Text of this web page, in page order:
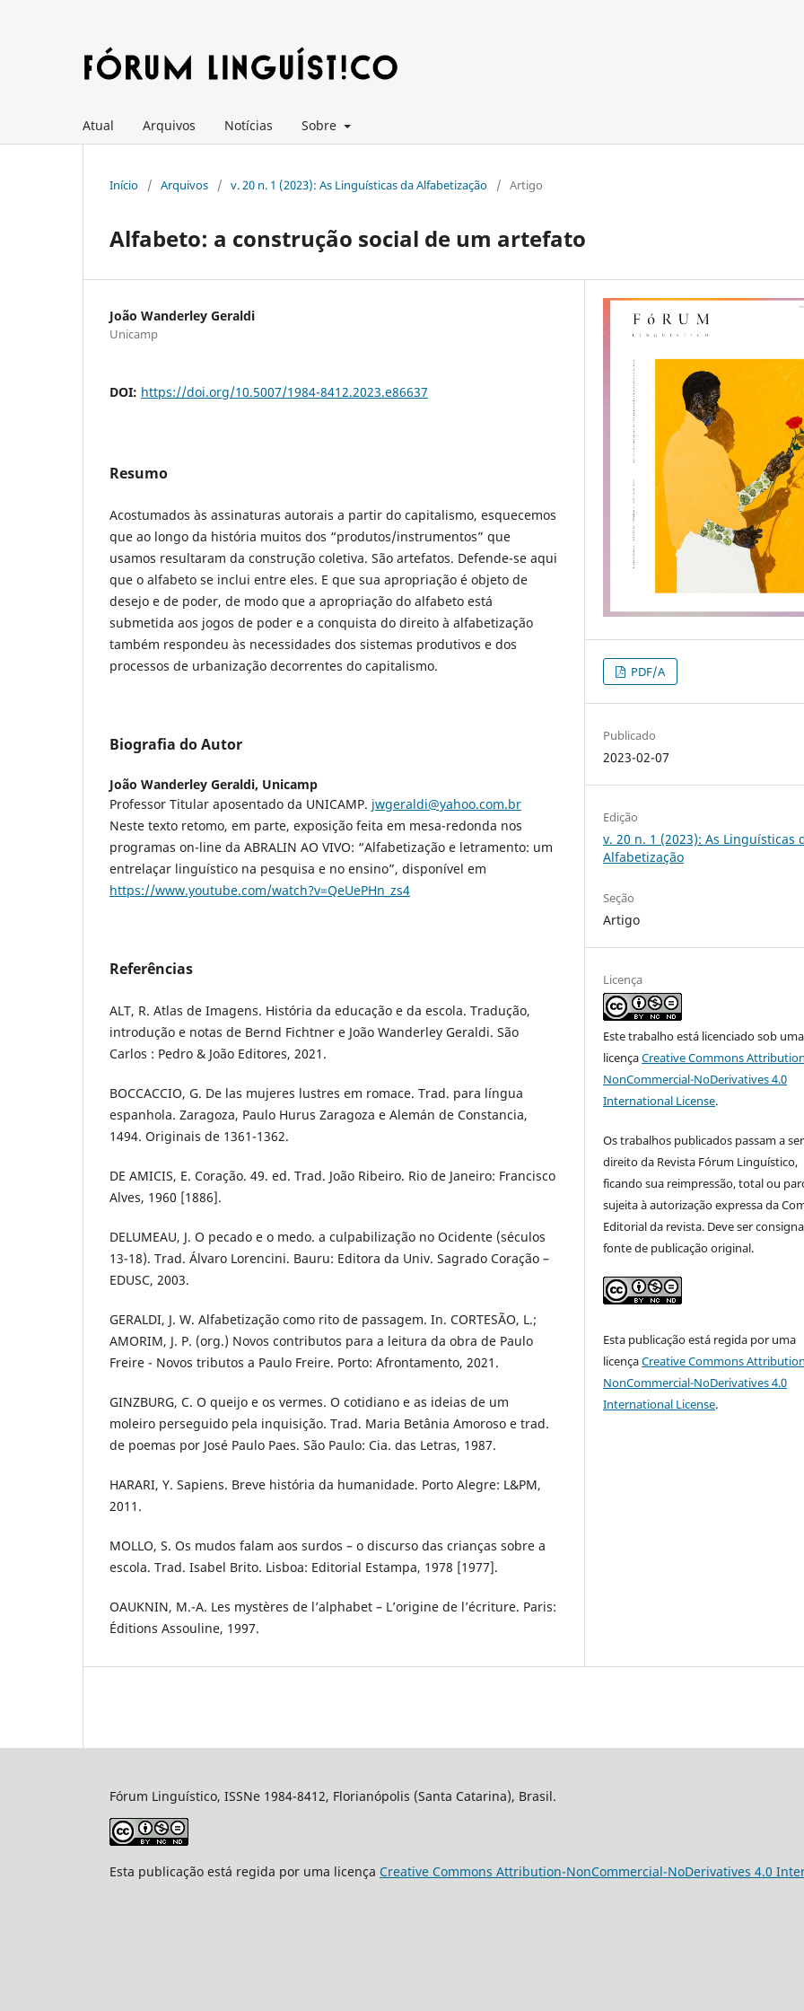
Atual Arquivos Notícias Sobre
Início / Arquivos / v. 20 n. 1 (2023): As Linguísticas da Alfabetização / Artigo
Alfabeto: a construção social de um artefato
João Wanderley Geraldi
Unicamp
DOI: https://doi.org/10.5007/1984-8412.2023.e86637
Resumo
Acostumados às assinaturas autorais a partir do capitalismo, esquecemos
que ao longo da história muitos dos “produtos/instrumentos” que
usamos resultaram da construção coletiva. São artefatos. Defende-se aqui
que o alfabeto se inclui entre eles. E que sua apropriação é objeto de
desejo e de poder, de modo que a apropriação do alfabeto está
submetida aos jogos de poder e a conquista do direito à alfabetização
também respondeu às necessidades dos sistemas produtivos e dos
processos de urbanização decorrentes do capitalismo.
Biografia do Autor
João Wanderley Geraldi, Unicamp
Professor Titular aposentado da UNICAMP. jwgeraldi@yahoo.com.br
Neste texto retomo, em parte, exposição feita em mesa-redonda nos
programas on-line da ABRALIN AO VIVO: “Alfabetização e letramento: um
entrelaçar linguístico na pesquisa e no ensino”, disponível em
https://www.youtube.com/watch?v=QeUePHn_zs4
Referências
ALT, R. Atlas de Imagens. História da educação e da escola. Tradução,
introdução e notas de Bernd Fichtner e João Wanderley Geraldi. São
Carlos : Pedro & João Editores, 2021.
BOCCACCIO, G. De las mujeres lustres em romace. Trad. para língua
espanhola. Zaragoza, Paulo Hurus Zaragoza e Alemán de Constancia,
1494. Originais de 1361-1362.
DE AMICIS, E. Coração. 49. ed. Trad. João Ribeiro. Rio de Janeiro: Francisco
Alves, 1960 [1886].
DELUMEAU, J. O pecado e o medo. a culpabilização no Ocidente (séculos
13-18). Trad. Álvaro Lorencini. Bauru: Editora da Univ. Sagrado Coração –
EDUSC, 2003.
GERALDI, J. W. Alfabetização como rito de passagem. In. CORTESÃO, L.;
AMORIM, J. P. (org.) Novos contributos para a leitura da obra de Paulo
Freire - Novos tributos a Paulo Freire. Porto: Afrontamento, 2021.
GINZBURG, C. O queijo e os vermes. O cotidiano e as ideias de um
moleiro perseguido pela inquisição. Trad. Maria Betânia Amoroso e trad.
de poemas por José Paulo Paes. São Paulo: Cia. das Letras, 1987.
HARARI, Y. Sapiens. Breve história da humanidade. Porto Alegre: L&PM,
2011.
MOLLO, S. Os mudos falam aos surdos – o discurso das crianças sobre a
escola. Trad. Isabel Brito. Lisboa: Editorial Estampa, 1978 [1977].
OAUKNIN, M.-A. Les mystères de l’alphabet – L’origine de l’écriture. Paris:
Éditions Assouline, 1997.
PDF/A
Publicado
2023-02-07
Edição
v. 20 n. 1 (2023): As Linguísticas
Alfabetização
Seção
Artigo
Licença
Este trabalho está licenciado sob uma
licençaCreative Commons
NonCommercial-NoDerivatives 4.0
International License.
Os trabalhos publicados passam a
direito da Revista Fórum Linguístico,
ficando sua reimpressão, total ou
sujeita à autorização expressa da
Editorial da revista. Deve ser
fonte de publicação original.
Esta publicação está regida por uma
licençaCreative Commons
NonCommercial-NoDerivatives 4.0
International License.
Fórum Linguístico, ISSNe 1984-8412, Florianópolis (Santa Catarina), Brasil.
Esta publicação está regida por uma licença Creative Commons Attribution-NonCommercial-NoDerivatives 4.0